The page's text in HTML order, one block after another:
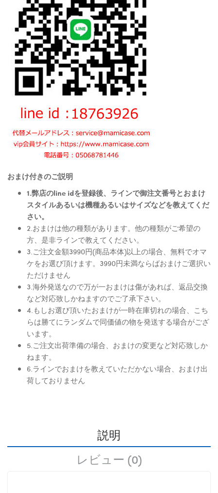
おまけ付きのご説明
1.弊店のline idを登録後、ラインで御注文番号とおまけ
スタイルあるいは機種あるいはサイズなどを教えてくだ
さい。
2.おまけは他の種類があります。他の種類がご希望の
方、是非ラインで教えてください。
3.ご注文金額3990円(商品本体)以上の場合、無料でオマ
ケをお選び頂けます。3990円未満ならばおまけご選択い
ただけません
3.海外発送なので万が一おまけは傷があれば、返品交換
など対応致しかねますのでご了承下さい。
4.もしお選び頂いたおまけが一時在庫切れの場合、こち
らは勝てにランダムで同価値の物を発送する場合がござ
います。
5.ご注文出荷準備の場合、おまけの変更など対応致しか
ねます。
6.ラインでおまけを教えていただかない場合、おまけ出
荷しておりません
説明
レビュー (0)